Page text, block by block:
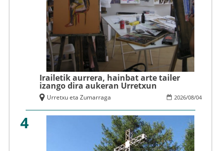
Irailetik aurrera, hainbat arte tailer
izango dira aukeran Urretxun
2026/08/04
Urretxu eta Zumarraga
4